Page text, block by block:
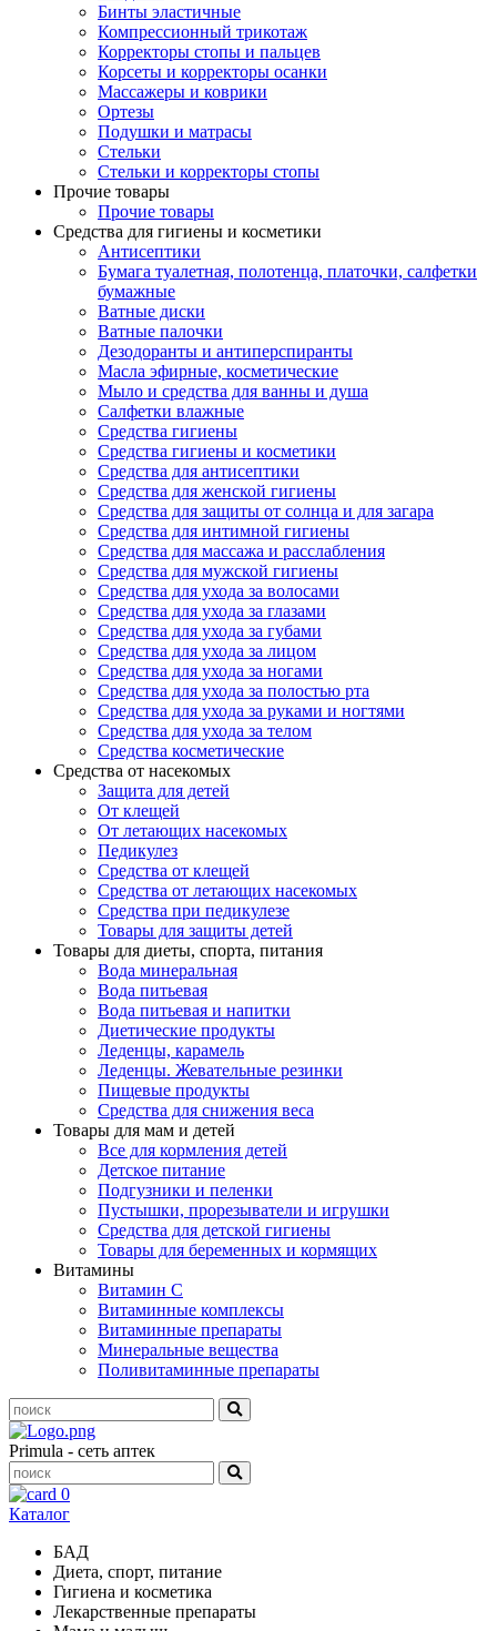
Бинты эластичные
Компрессионный трикотаж
Корректоры стопы и пальцев
Корсеты и корректоры осанки
Массажеры и коврики
Ортезы
Подушки и матрасы
Стельки
Стельки и корректоры стопы
Прочие товары
Прочие товары
Средства для гигиены и косметики
Антисептики
Бумага туалетная, полотенца, платочки, салфетки
бумажные
Ватные диски
Ватные палочки
Дезодоранты и антиперспиранты
Масла эфирные, косметические
Мыло и средства для ванны и душа
Салфетки влажные
Средства гигиены
Средства гигиены и косметики
Средства для антисептики
Средства для женской гигиены
Средства для защиты от солнца и для загара
Средства для интимной гигиены
Средства для массажа и расслабления
Средства для мужской гигиены
Средства для ухода за волосами
Средства для ухода за глазами
Средства для ухода за губами
Средства для ухода за лицом
Средства для ухода за ногами
Средства для ухода за полостью рта
Средства для ухода за руками и ногтями
Средства для ухода за телом
Средства косметические
Средства от насекомых
Защита для детей
От клещей
От летающих насекомых
Педикулез
Средства от клещей
Средства от летающих насекомых
Средства при педикулезе
Товары для защиты детей
Товары для диеты, спорта, питания
Вода минеральная
Вода питьевая
Вода питьевая и напитки
Диетические продукты
Леденцы, карамель
Леденцы. Жевательные резинки
Пищевые продукты
Средства для снижения веса
Товары для мам и детей
Все для кормления детей
Детское питание
Подгузники и пеленки
Пустышки, прорезыватели и игрушки
Средства для детской гигиены
Товары для беременных и кормящих
Витамины
Витамин С
Витаминные комплексы
Витаминные препараты
Минеральные вещества
Поливитаминные препараты
Primula - сеть аптек
0
Каталог
БАД
Диета, спорт, питание
Гигиена и косметика
Лекарственные препараты